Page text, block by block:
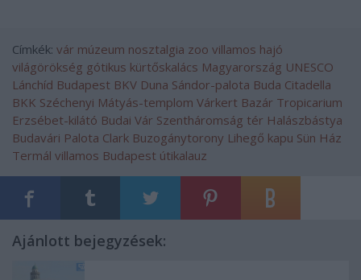
Címkék: vár múzeum nosztalgia zoo villamos hajó
világörökség gótikus kürtőskalács Magyarország UNESCO
Lánchíd Budapest BKV Duna Sándor-palota Buda Citadella
BKK Széchenyi Mátyás-templom Várkert Bazár Tropicarium
Erzsébet-kilátó Budai Vár Szentháromság tér Halászbástya
Budavári Palota Clark Buzogánytorony Lihegő kapu Sün Ház
Termál villamos Budapest útikalauz
Ajánlott bejegyzések: